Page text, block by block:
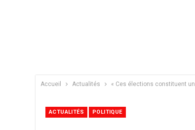
Accueil Actualités « Ces élections constituent un
ACTUALITÉS POLITIQUE